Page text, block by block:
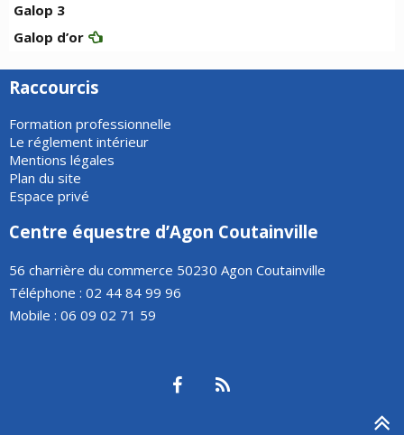
Galop 3
Galop d’or
Raccourcis
Formation professionnelle
Le réglement intérieur
Mentions légales
Plan du site
Espace privé
Centre équestre d’Agon Coutainville
56 charrière du commerce 50230 Agon Coutainville
Téléphone : 02 44 84 99 96
Mobile : 06 09 02 71 59